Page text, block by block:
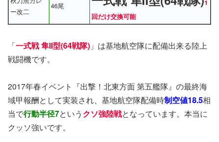
ー改二
46尾
1
回だけ交換可能
「一式戦 隼II型(64戦隊) 」は基地航空隊に配備出来る陸上
戦闘機です。
2017年春イベント『出撃！北東方面 第五艦隊』の最終海
域甲報酬として実装され、基地航空隊配備時制空値18.5相
当で行動半径7という クソ強陸戦となっています。本当に
クッソ強いです。